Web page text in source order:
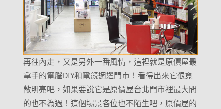
再往內走，又是另外一番風情，這裡就是原價屋最
拿手的電腦DIY和電競週邊門市！看得出來它很寬
敞明亮吧，如果要說它是原價屋台北門市裡最大間
的也不為過！這個場景各位也不陌生吧，原價屋的